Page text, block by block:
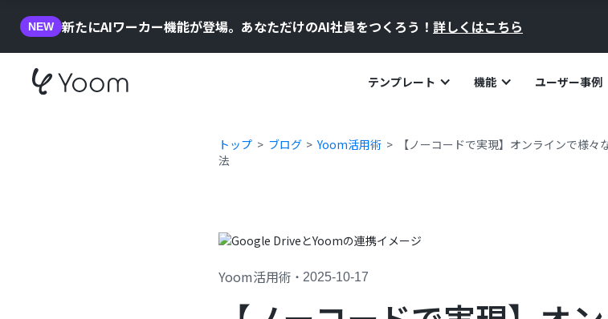
NEW 新たにAIワーカー機能が登場。あなただけのAI社員をつくろう！ 詳しくはこちら
テンプレート 機能 ユーザー事例
トップ ブログ Yoom活用術
【ノーコードで実現】オンラインで様
法
Yoom活用術 ・ 2025-10-17